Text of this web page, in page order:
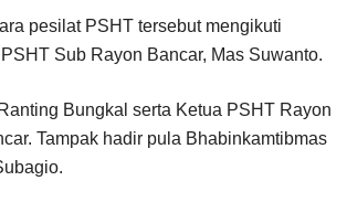
pesilat PSHT tersebut mengikuti
Sub Rayon Bancar, Mas Suwanto.
Bungkal serta Ketua PSHT Rayon
Tampak hadir pula Bhabinkamtibmas